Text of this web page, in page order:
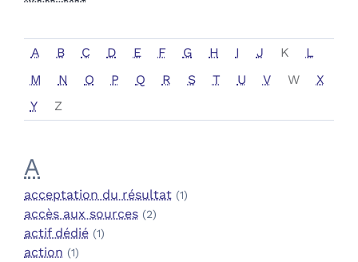
A B C D E F G H I J K
L
M
N O P Q R S T U V W
X
Y
Z
A
acceptation du résultat (1)
accès aux sources (2)
actif dédié (1)
action (1)